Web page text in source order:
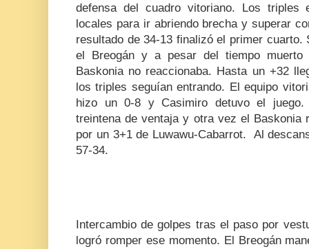
defensa del cuadro vitoriano. Los
locales para ir abriendo brecha y superar
resultado de 34-13 finalizó el primer cuarto.
el Breogán y a pesar del tiempo
Baskonia no reaccionaba. Hasta un +32
los triples seguían entrando. El equipo
hizo un 0-8 y Casimiro detuvo el
treintena de ventaja y otra vez el Baskonia
por un 3+1 de Luwawu-Cabarrot. Al
57-34.
Intercambio de golpes tras el paso por
logró romper ese momento. El Breogán